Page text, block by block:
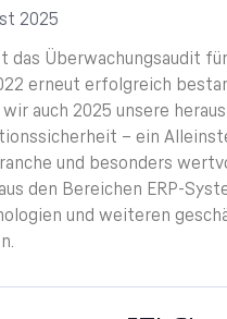
2025
das Überwachungsaudit
erneut erfolgreich
auch 2025 unsere
– ein
und besonders
den Bereichen ERP-
und weiteren